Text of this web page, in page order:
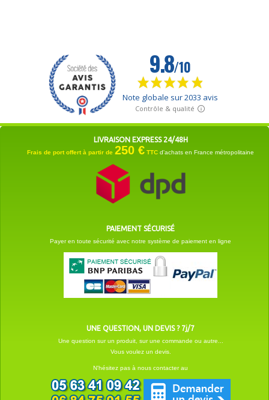
LIVRAISON EXPRESS 24/48H
Frais de port offert à partir de 250 € TTC d'achats en France métropolitaine
PAIEMENT SÉCURISÉ
Payer en toute sécurité avec notre système de paiement en ligne
UNE QUESTION, UN DEVIS ? 7j/7
Une question sur un produit, sur une commande ou autre...
Vous voulez un devis.
N'hésitez pas à nous contacter au